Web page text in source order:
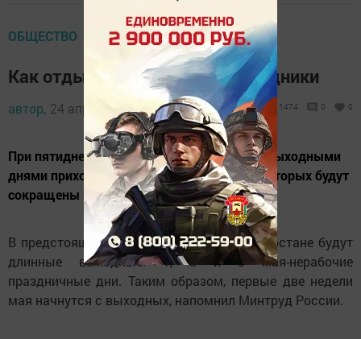
ОБЩЕСТВО
Как отдыхаем на майские праздники
автор, 24 апреля 2023 - 09:54 1474 0 0
При пятидневной рабочей неделе с двумя выходными
днями приходится 244 рабочих дня, 6 из которых будут
сокращены на один час.
В предстоящие майские праздники в Татарстане будут
длинные выходные. 1, 8 и 9 мая-нерабочие
праздничные дни. Таким образом, первые две недели
мая начнутся с выходных, напомнил Минтруд России.